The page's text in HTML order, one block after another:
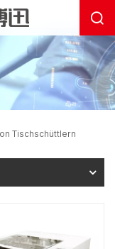
Tischschüttlern